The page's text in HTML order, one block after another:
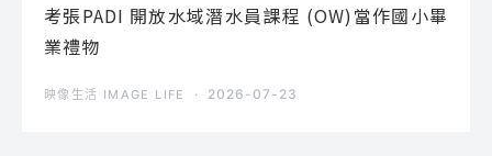
考張PADI 開放水域潛水員課程 (OW)當作國小畢
業禮物
映像生活 IMAGE LIFE 2026-07-23